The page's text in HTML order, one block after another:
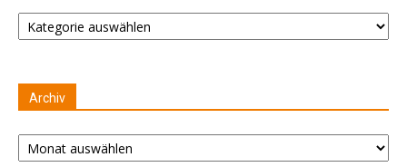
Kategorien
Archiv
Archiv